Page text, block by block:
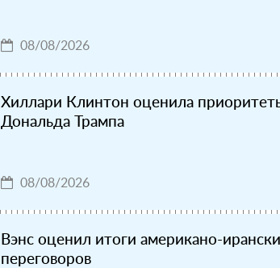
08/08/2026
Хиллари Клинтон оценила
Дональда Трампа
08/08/2026
Вэнс оценил итоги американо-
переговоров